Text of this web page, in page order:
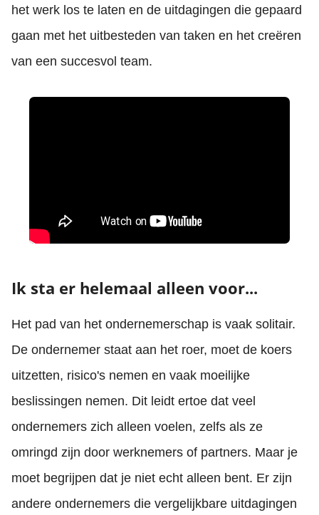
het werk los te laten en de uitdagingen die gepaard
gaan met het uitbesteden van taken en het creëren
van een succesvol team.
Ik sta er helemaal alleen voor...
Het pad van het ondernemerschap is vaak solitair.
De ondernemer staat aan het roer, moet de koers
uitzetten, risico's nemen en vaak moeilijke
beslissingen nemen. Dit leidt ertoe dat veel
ondernemers zich alleen voelen, zelfs als ze
omringd zijn door werknemers of partners. Maar je
moet begrijpen dat je niet echt alleen bent. Er zijn
andere ondernemers die vergelijkbare uitdagingen